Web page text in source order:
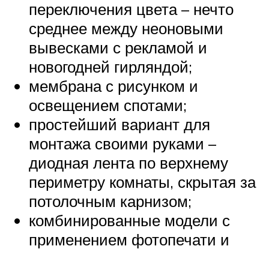
переключения цвета – нечто
среднее между неоновыми
вывесками с рекламой и
новогодней гирляндой;
мембрана с рисунком и
освещением спотами;
простейший вариант для
монтажа своими руками –
диодная лента по верхнему
периметру комнаты, скрытая за
потолочным карнизом;
комбинированные модели с
применением фотопечати и